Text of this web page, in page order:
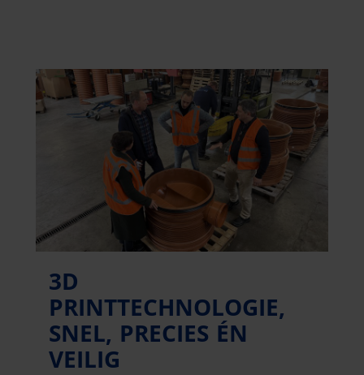
3D
PRINTTECHNOLOGIE,
SNEL, PRECIES ÉN
VEILIG